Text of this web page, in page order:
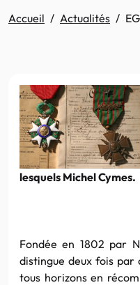
Accueil Actualités
lesquels Michel Cymes.
Fondée en 1802 par
distingue deux fois par
tous horizons en